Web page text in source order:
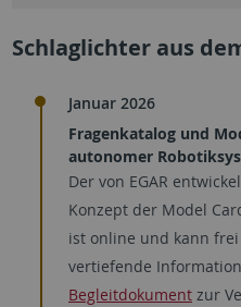
Schlaglichter aus
Januar 2026
Fragenkatalog und
autonomer
Der von EGAR
Konzept der Model
ist online und kann
vertiefende
Begleitdokument zur